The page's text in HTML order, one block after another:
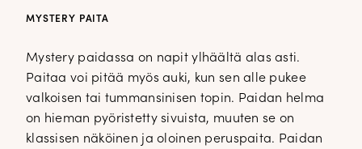
MYSTERY PAITA
Mystery paidassa on napit ylhäältä alas asti.
Paitaa voi pitää myös auki, kun sen alle pukee
valkoisen tai tummansinisen topin. Paidan helma
on hieman pyöristetty sivuista, muuten se on
klassisen näköinen ja oloinen peruspaita. Paidan